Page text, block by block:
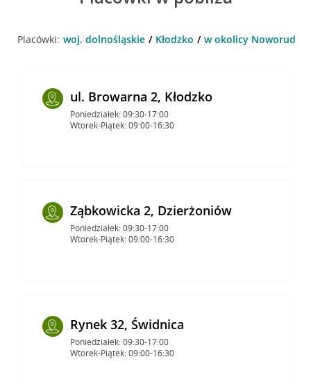
Placówki: woj. dolnośląskie Kłodzko w okolicy
ul. Browarna 2, Kłodzko
Poniedziałek: 09:30-17:00
Wtorek-Piątek: 09:00-16:30
Ząbkowicka 2, Dzierżoniów
Poniedziałek: 09:30-17:00
Wtorek-Piątek: 09:00-16:30
Rynek 32, Świdnica
Poniedziałek: 09:30-17:00
Wtorek-Piątek: 09:00-16:30